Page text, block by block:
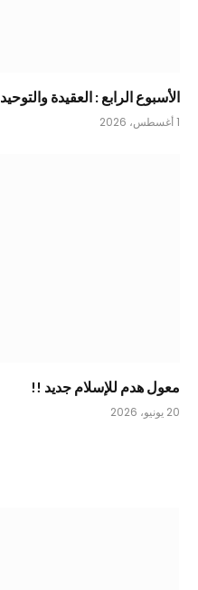
الأسبوع الرابع : العقيدة والتوحيد
1 أغسطس، 2026
معول هدم للإسلام جديد !!
20 يونيو، 2026